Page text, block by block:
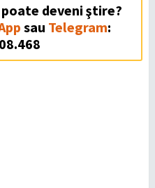
deveni ştire?
sau Telegram: